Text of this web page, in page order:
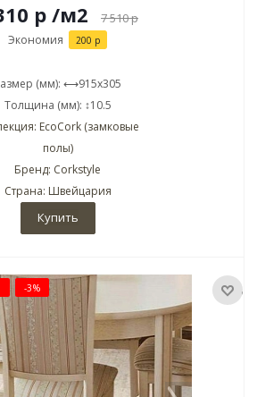
р /м2 7 510р
Экономия 200 р
(мм): ⟷915x305
Толщина (мм): ↕10.5
EcoCork (замковые
полы)
Бренд: Corkstyle
Страна: Швейцария
Купить
-3%